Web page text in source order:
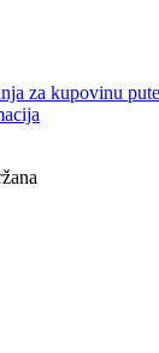
za kupovinu